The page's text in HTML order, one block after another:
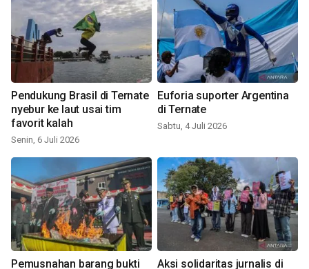
Pendukung Brasil di Ternate
nyebur ke laut usai tim
favorit kalah
Senin, 6 Juli 2026
Euforia suporter Argentina
di Ternate
Sabtu, 4 Juli 2026
Pemusnahan barang bukti
Aksi solidaritas jurnalis di